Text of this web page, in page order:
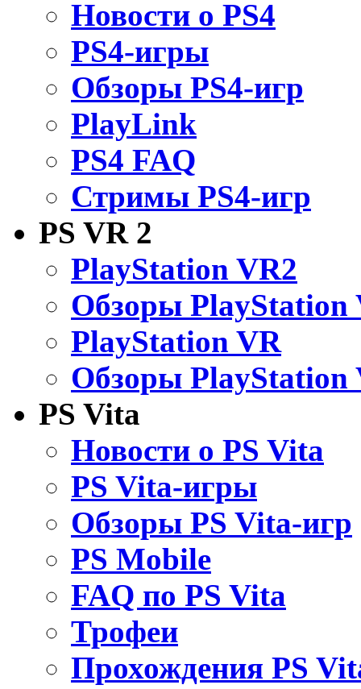
Новости о PS4
PS4-игры
Обзоры PS4-игр
PlayLink
PS4 FAQ
Стримы PS4-игр
PS VR 2
PlayStation VR2
Обзоры PlayStation
PlayStation VR
Обзоры PlayStation
PS Vita
Новости о PS Vita
PS Vita-игры
Обзоры PS Vita-игр
PS Mobile
FAQ по PS Vita
Трофеи
Прохождения PS